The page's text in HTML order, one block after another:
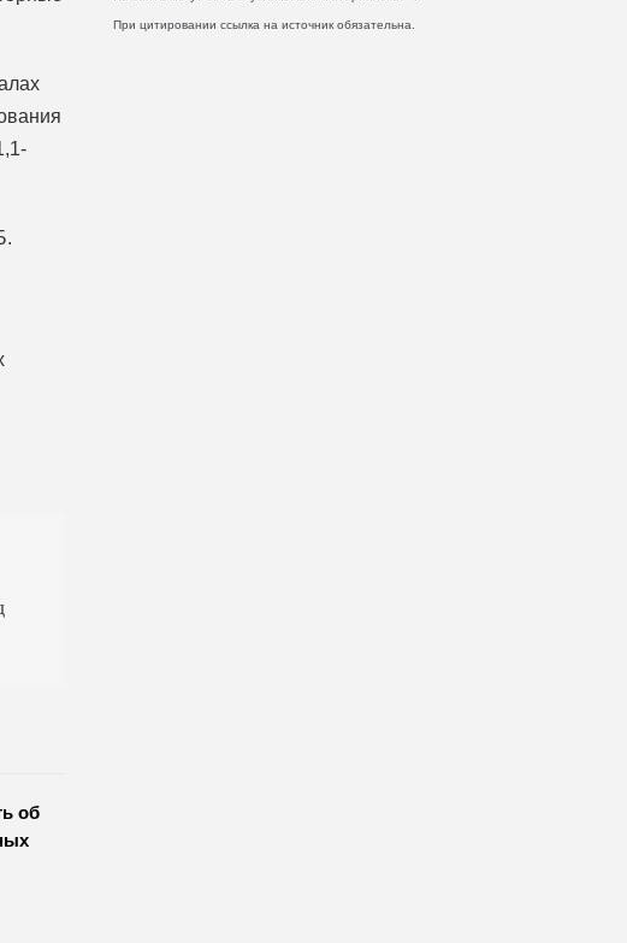
об
При цитировании ссылка на источник обязательна.